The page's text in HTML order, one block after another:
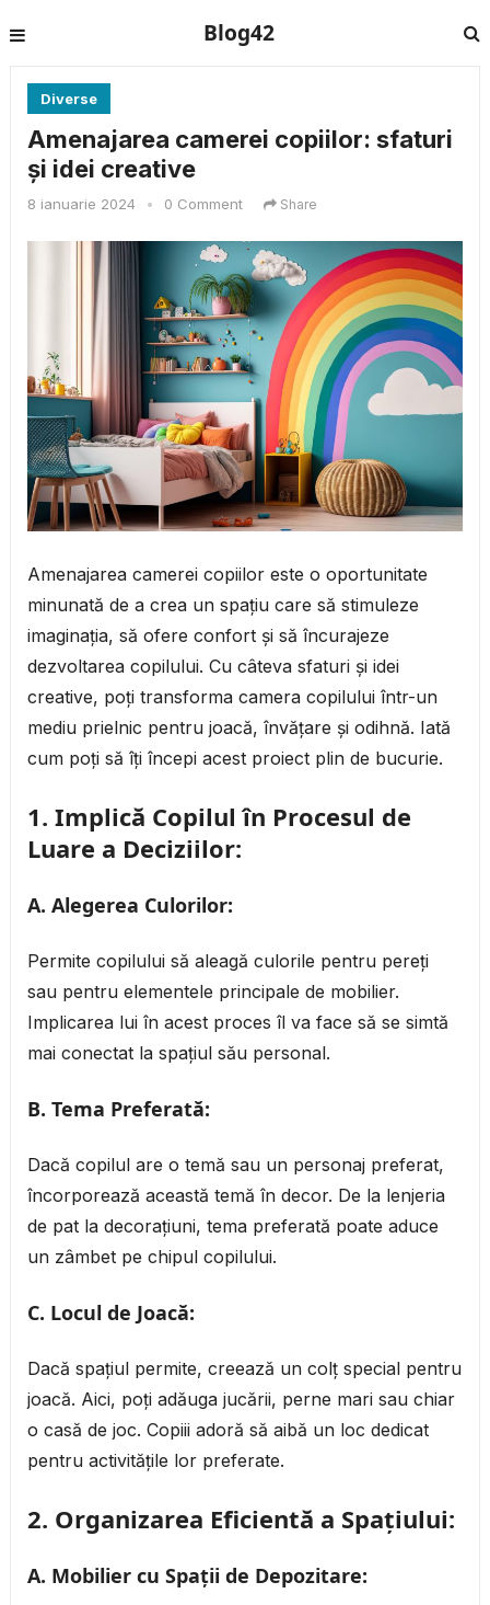
Blog42
Diverse
Amenajarea camerei copiilor: sfaturi
și idei creative
8 ianuarie 2024 • 0 Comment Share
Amenajarea camerei copiilor este o oportunitate
minunată de a crea un spațiu care să stimuleze
imaginația, să ofere confort și să încurajeze
dezvoltarea copilului. Cu câteva sfaturi și idei
creative, poți transforma camera copilului într-un
mediu prielnic pentru joacă, învățare și odihnă. Iată
cum poți să îți începi acest proiect plin de bucurie.
1. Implică Copilul în Procesul de
Luare a Deciziilor:
A. Alegerea Culorilor:
Permite copilului să aleagă culorile pentru pereți
sau pentru elementele principale de mobilier.
Implicarea lui în acest proces îl va face să se simtă
mai conectat la spațiul său personal.
B. Tema Preferată:
Dacă copilul are o temă sau un personaj preferat,
încorporează această temă în decor. De la lenjeria
de pat la decorațiuni, tema preferată poate aduce
un zâmbet pe chipul copilului.
C. Locul de Joacă:
Dacă spațiul permite, creează un colț special pentru
joacă. Aici, poți adăuga jucării, perne mari sau chiar
o casă de joc. Copiii adoră să aibă un loc dedicat
pentru activitățile lor preferate.
2. Organizarea Eficientă a Spațiului:
A. Mobilier cu Spații de Depozitare: